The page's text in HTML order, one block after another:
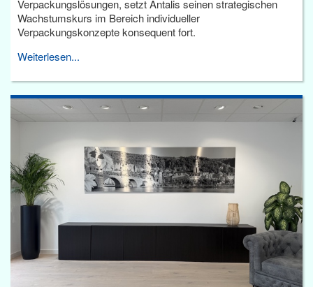
Verpackungslösungen, setzt Antalis seinen strategischen
Wachstumskurs im Bereich individueller
Verpackungskonzepte konsequent fort.
Weiterlesen...